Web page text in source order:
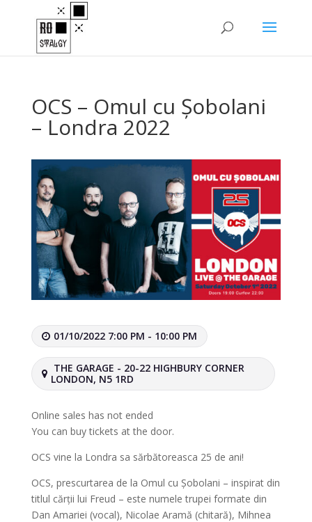
OCS – Omul cu Șobolani
– Londra 2022
01/10/2022 7:00 PM - 10:00 PM
THE GARAGE - 20-22 HIGHBURY CORNER
LONDON, N5 1RD
Online sales has not ended
You can buy tickets at the door.
OCS vine la Londra sa sărbătoreasca 25 de ani!
OCS, prescurtarea de la Omul cu Șobolani – inspirat din
titlul cărții lui Freud – este numele trupei formate din
Dan Amariei (vocal), Nicolae Aramă (chitară), Mihnea